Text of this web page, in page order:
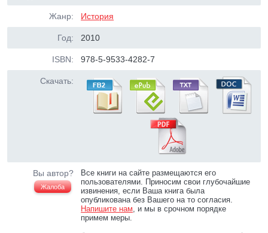
Жанр: История
Год: 2010
ISBN: 978-5-9533-4282-7
Скачать:
Вы автор?
Жалоба
Все книги на сайте размещаются его
пользователями. Приносим свои глубочайшие
извинения, если Ваша книга была
опубликована без Вашего на то согласия.
Напишите нам, и мы в срочном порядке
примем меры.